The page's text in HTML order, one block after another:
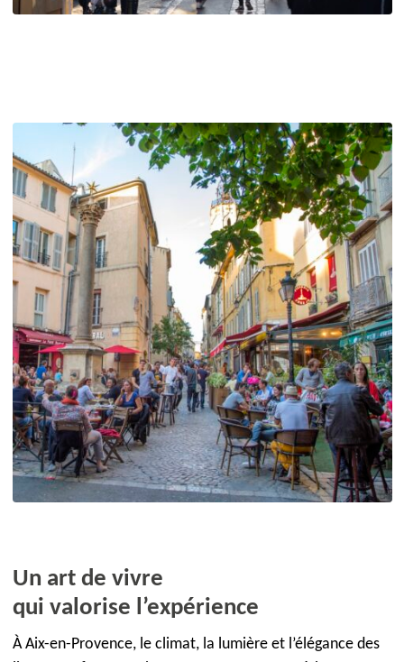
Un art de vivre
qui valorise l’expérience
À Aix-en-Provence, le climat, la lumière et l’élégance des